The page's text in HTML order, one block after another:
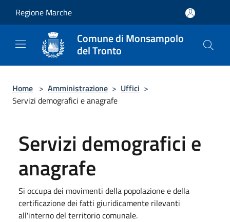
Regione Marche
Comune di Monsampolo
del Tronto
Home > Amministrazione > Uffici >
Servizi demografici e anagrafe
Servizi demografici e
anagrafe
Si occupa dei movimenti della popolazione e della
certificazione dei fatti giuridicamente rilevanti
all'interno del territorio comunale.